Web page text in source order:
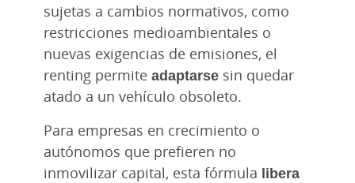
sujetas a cambios normativos, como
restricciones medioambientales o
nuevas exigencias de emisiones, el
renting permite adaptarse sin quedar
atado a un vehículo obsoleto.
Para empresas en crecimiento o
autónomos que prefieren no
inmovilizar capital, esta fórmula libera